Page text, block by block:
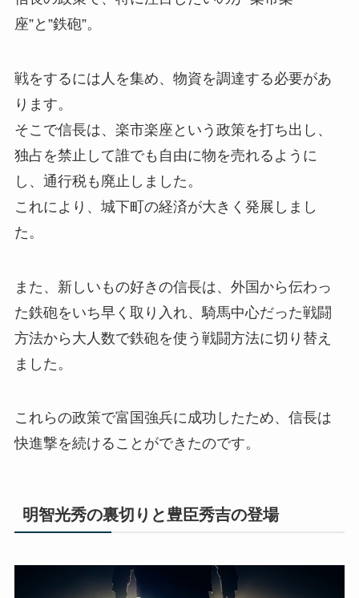
座”と”鉄砲”。
戦をするには人を集め、物資を調達する必要があ
ります。
そこで信長は、楽市楽座という政策を打ち出し、
独占を禁止して誰でも自由に物を売れるように
し、通行税も廃止しました。
これにより、城下町の経済が大きく発展しまし
た。
また、新しいもの好きの信長は、外国から伝わっ
た鉄砲をいち早く取り入れ、騎馬中心だった戦闘
方法から大人数で鉄砲を使う戦闘方法に切り替え
ました。
これらの政策で富国強兵に成功したため、信長は
快進撃を続けることができたのです。
明智光秀の裏切りと豊臣秀吉の登場